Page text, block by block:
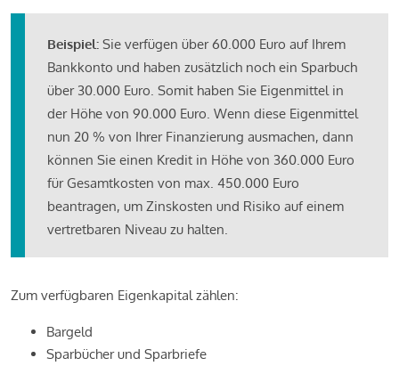
Beispiel: Sie verfügen über 60.000 Euro auf Ihrem
Bankkonto und haben zusätzlich noch ein Sparbuch
über 30.000 Euro. Somit haben Sie Eigenmittel in
der Höhe von 90.000 Euro. Wenn diese Eigenmittel
nun 20 % von Ihrer Finanzierung ausmachen, dann
können Sie einen Kredit in Höhe von 360.000 Euro
für Gesamtkosten von max. 450.000 Euro
beantragen, um Zinskosten und Risiko auf einem
vertretbaren Niveau zu halten.
Zum verfügbaren Eigenkapital zählen:
Bargeld
Sparbücher und Sparbriefe